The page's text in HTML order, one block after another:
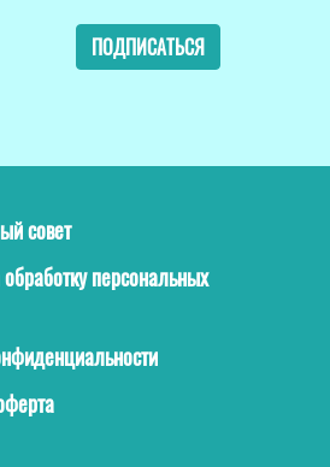
ПОДПИСАТЬСЯ
совет
персональных